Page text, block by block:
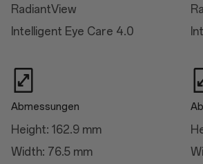
GPU: Adreno™ 830
Speicher: 256 GB/512 GB UFS 4.0
Verfügbare Konfigurationen: 12 GB + 256 GB/16
Laden
Laden
RadiantView
Intelligent Eye Care 4.0
Abmessungen
Height: 162.9 mm
Width: 76.5 mm